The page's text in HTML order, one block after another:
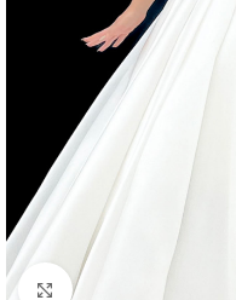
Click to enlarge